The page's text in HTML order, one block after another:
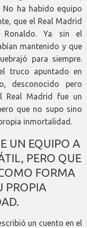
No ha habido equipo
que el Real Madrid
Ronaldo. Ya sin el
mantenido y que
para siempre.
truco apuntado en
desconocido pero
Real Madrid fue un
que no supo sino
inmortalidad.
UN EQUIPO A
PERO QUE
FORMA
PROPIA
un cuento en el